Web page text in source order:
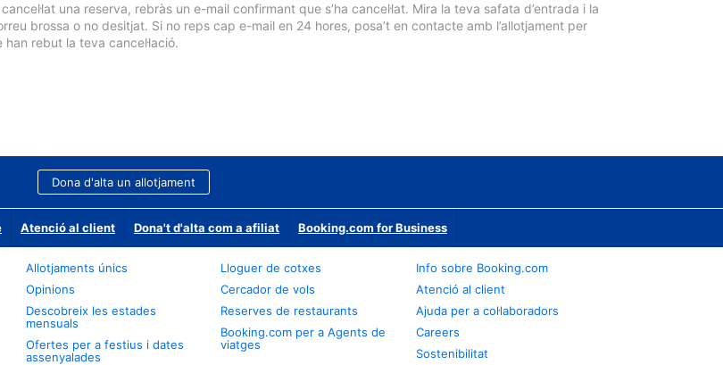
una reserva, rebràs un e-mail confirmant que s’ha cancel·lat. Mira la teva safata d’entrada i la
brossa o no desitjat. Si no reps cap e-mail en 24 hores, posa’t en contacte amb l’allotjament per
rebut la teva cancel·lació.
Dona d'alta un allotjament
Atenció al client Dona't d'alta com a afiliat Booking.com for Business
Allotjaments únics
Opinions
Descobreix les estades
mensuals
Ofertes per a festius i dates
assenyalades
Lloguer de cotxes
Cercador de vols
Reserves de restaurants
Booking.com per a Agents de
viatges
Info sobre Booking.com
Atenció al client
Ajuda per a col·laboradors
Careers
Sostenibilitat